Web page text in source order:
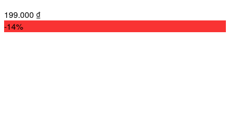
199.000 ₫
-14%